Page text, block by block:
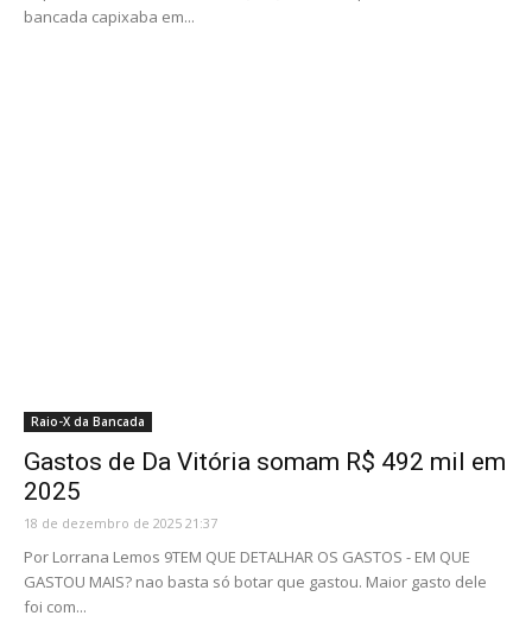
bancada capixaba em...
Raio-X da Bancada
Gastos de Da Vitória somam R$ 492 mil em
2025
18 de dezembro de 2025 21:37
Por Lorrana Lemos 9TEM QUE DETALHAR OS GASTOS - EM QUE
GASTOU MAIS? nao basta só botar que gastou. Maior gasto dele
foi com...